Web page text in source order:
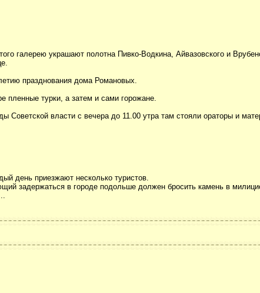
галерею украшают полотна Пивко-Водкина, Айвазовского и
празднования дома Романовых.
пленные турки, а затем и сами горожане.
власти с вечера до 11.00 утра там стояли ораторы и
день приезжают несколько туристов.
задержаться в городе подольше должен бросить камень в